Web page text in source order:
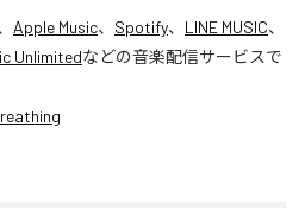
Apple Music、 Spotify、 LINE MUSIC、
Unlimitedなどの音楽配信サービスで